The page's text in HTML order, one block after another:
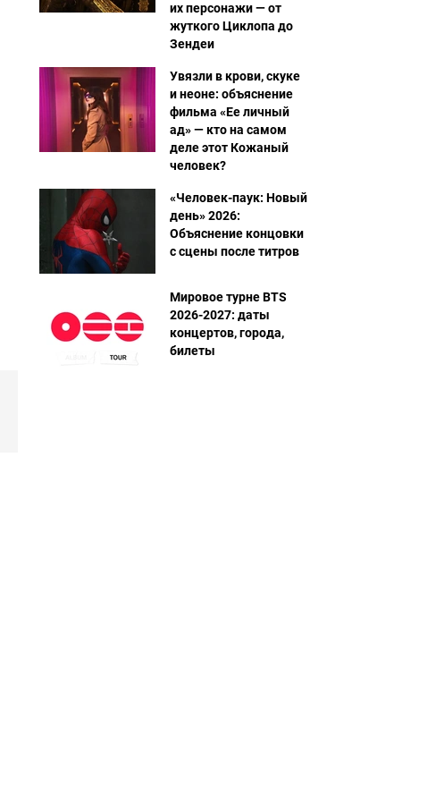
их персонажи — от
жуткого Циклопа до
Зендеи
Увязли в крови, скуке
и неоне: объяснение
фильма «Ее личный
ад» — кто на самом
деле этот Кожаный
человек?
«Человек-паук: Новый
день» 2026:
Объяснение концовки
с сцены после титров
Мировое турне BTS
2026-2027: даты
концертов, города,
билеты